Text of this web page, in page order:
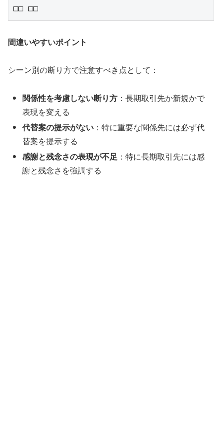
□□ □□
間違いやすいポイント
シーン別の断り方で注意すべき点として：
関係性を考慮しない断り方 ：長期取引先か新規かで
表現を変える
代替案の提示がない ：特に重要な関係先には必ず代
替案を提示する
感謝と残念さの表現が不足 ：特に長期取引先には感
謝と残念さを強調する